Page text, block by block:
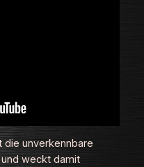
unverkennbare
und weckt damit